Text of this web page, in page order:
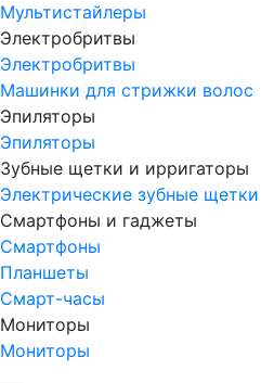
Мультистайлеры
Электробритвы
Электробритвы
Машинки для стрижки волос
Эпиляторы
Эпиляторы
Зубные щетки и ирригаторы
Электрические зубные щетки
Смартфоны и гаджеты
Смартфоны
Планшеты
Смарт-часы
Мониторы
Мониторы